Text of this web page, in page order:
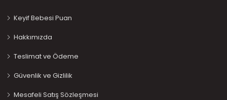
Keyif Bebesi Puan
Hakkımızda
Teslimat ve Ödeme
Güvenlik ve Gizlilik
Mesafeli Satış Sözleşmesi